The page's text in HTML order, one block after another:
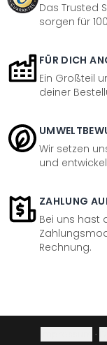
Das Trusted
sorgen für
FÜR DICH
Ein Großteil
deiner
Wir setzen
und
ZAHLUNG
Bei uns hast
Rechnung.
·